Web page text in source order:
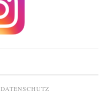
DATENSCHUTZ